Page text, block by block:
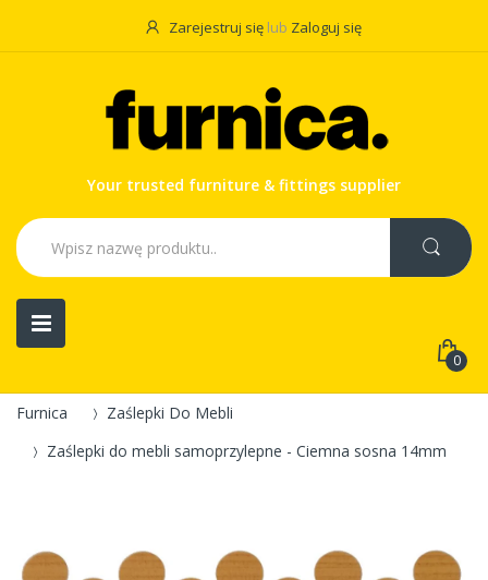
Zarejestruj się lub Zaloguj się
Your trusted furniture & fittings supplier
0
Furnica
Zaślepki Do Mebli
Zaślepki do mebli samoprzylepne - Ciemna sosna 14mm